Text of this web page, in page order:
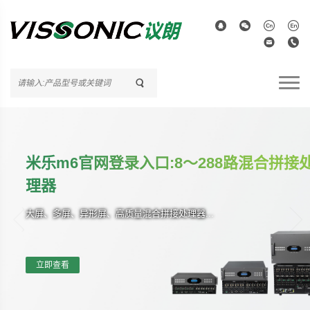
米乐m6官网登录入口:8～288路混合拼接
理器
大屏、多屏、异形屏、高质量混合拼接处理器...
立即查看